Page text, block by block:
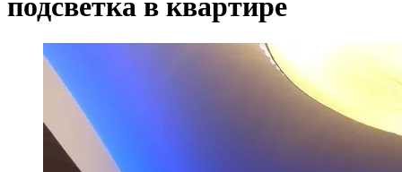
подсветка в квартире